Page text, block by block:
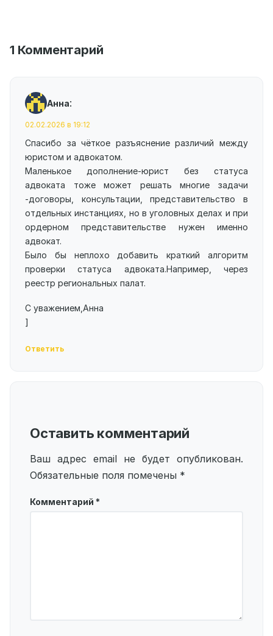
1 Комментарий
Анна:
02.02.2026 в 19:12
Спасибо за чёткое разъяснение различий между
юристом и адвокатом.
Маленькое дополнение-юрист без статуса
адвоката тоже может решать многие задачи
-договоры, консультации, представительство в
отдельных инстанциях, но в уголовных делах и при
ордерном представительстве нужен именно
адвокат.
Было бы неплохо добавить краткий алгоритм
проверки статуса адвоката.Например, через
реестр региональных палат.
С уважением,Анна
]
Ответить
Оставить комментарий
Ваш адрес email не будет опубликован.
Обязательные поля помечены *
Комментарий *